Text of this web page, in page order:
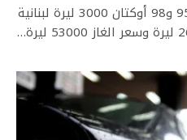
انخفض سعر صفيحتي البنزين 95 و98 أوكتان 3000 ليرة لبنانية